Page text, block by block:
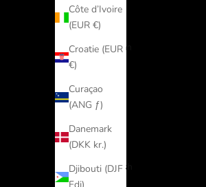
Côte d’Ivoire
(EUR €)
Croatie (EUR
€)
Curaçao
(ANG ƒ)
Danemark
(DKK kr.)
Djibouti (DJF
Autriche
(EUR €)
Azerbaïdjan
Bahamas
(BSD $)
Bahreïn
(EUR €)
Bangladesh
(EUR €)